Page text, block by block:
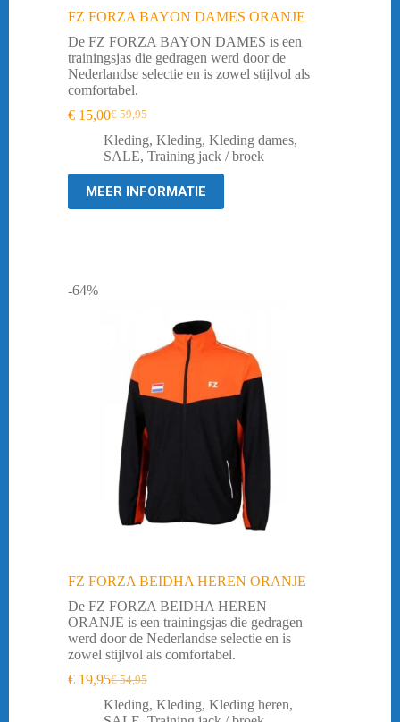
FZ FORZA BAYON DAMES ORANJE
De FZ FORZA BAYON DAMES is een
trainingsjas die gedragen werd door de
Nederlandse selectie en is zowel stijlvol als
comfortabel.
€59,95
Oorspronkelijke
prijs
was:
€ 59,95.
€ 15,00Huidige
prijs
is:
€ 15,00.
Kleding, Kleding, Kleding dames,
SALE, Training jack / broek
MEER INFORMATIE
-64%
FZ FORZA BEIDHA HEREN ORANJE
De FZ FORZA BEIDHA HEREN
ORANJE is een trainingsjas die gedragen
werd door de Nederlandse selectie en is
zowel stijlvol als comfortabel.
€54,95
Oorspronkelijke
prijs
was:
€ 19,95Huidige
prijs
is:
Kleding, Kleding, Kleding heren,